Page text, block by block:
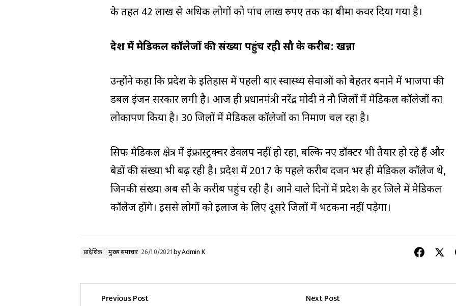
के तहत 42 लाख से अधिक लोगों को पांच लाख रुपए तक का बीमा कवर दिया गया है।
प्रदेश में मेडिकल कॉलेजों की संख्या पहुंच रही सौ के करीब: खन्ना
उन्होंने कहा कि प्रदेश के इतिहास में पहली बार स्वास्थ्य सेवाओं को बेहतर बनाने में भाजपा की
डबल इंजन सरकार लगी है। आज ही प्रधानमंत्री नरेंद्र मोदी ने नौ जिलों में मेडिकल कॉलेजों का
लोकार्पण किया है। 30 जिलों में मेडिकल कॉलेजों का निर्माण चल रहा है।
सिर्फ मेडिकल क्षेत्र में इंफ्रास्ट्रक्चर डेवलप नहीं हो रहा, बल्कि नए डॉक्टर भी तैयार हो रहे हैं और
बेडों की संख्या भी बढ़ रही है। प्रदेश में 2017 के पहले करीब दर्जन भर ही मेडिकल कॉलेज थे,
जिनकी संख्या अब सौ के करीब पहुंच रही है। आने वाले दिनों में प्रदेश के हर जिले में मेडिकल
कॉलेज होंगे। इससे लोगों को ईलाज के लिए दूसरे जिलों में भटकना नहीं पड़ेगा।
प्रादेशिक मुख्य समाचार 26/10/2021byAdmin K
Previous Post
Next Post